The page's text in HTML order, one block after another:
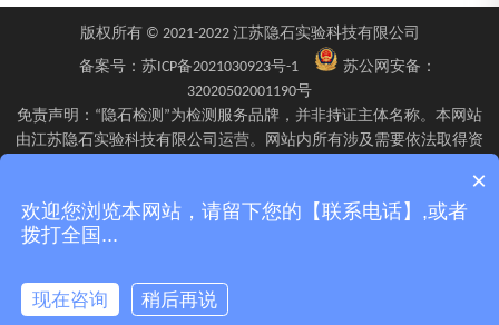
版权所有 © 2021-2022 江苏隐石实验科技有限公司
备案号： 苏ICP备2021030923号-1
苏公网安备：
32020502001190号
免责声明：“隐石检测”为检测服务品牌，并非持证主体名称。本网站
由江苏隐石实验科技有限公司运营。网站内所有涉及需要依法取得资
石检验检测有限公司、四川隐石检验检测有限公司、南京隐石安全阀
校验有限公司在资质认定能力范围内具体实施并出具报告。不同检测
项目的资质适用范围、报告标识及出具主体可能不同，具体情况以双
×
欢迎您浏览本网站，请留下您的【联系电话】,或者
拨打全国...
现在咨询 稍后再说